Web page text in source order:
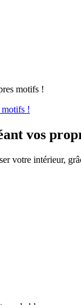
motifs !
vos
votre intérieur,